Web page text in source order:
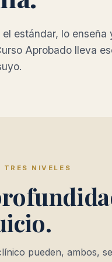
estándar, lo enseña
Aprobado lleva
TRES NIVELES
pueden, ambos,